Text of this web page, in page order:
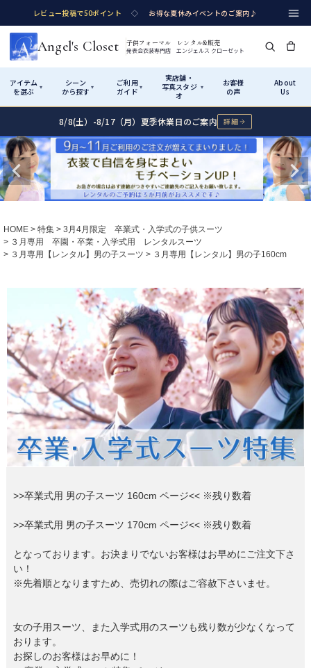
レビュー投稿で50ポイント ◇ お得な夏休みイベントのご案内♪
Angel's Closet 子供フォーマル レンタル&販売
発表会衣装専門店 エンジェルス クローゼット
アイテム
を選ぶ
▾
シーン
から探す ▾
ご利用
ガイド ▾
実店舗・
写真スタジ
オ
▾
お客様
の声
About
Us
Shop by Category アイテムから探す
カテゴリ詳細→ サイズで選ぶ→
Rental レンタル
七五三着物 シューズ
小物・アクセ パニエ
アウター レディース
Sale販売
コスチューム アウター
ジュエリー 音楽雑貨
Shop by Occasion シーンから探す
性別・サイズで絞り込む→
Season Best
Recital & Concours
発表会・コンクール
舞台で輝くステージ衣装
Wedding
結婚式
フラワーガール・リングボーイ・ゲ
スト
卒業式・入学式 七五三
How It Works ご利用ガイド
Startはじめに
01
レンタル・販売の入口
02 サイズの選び方
Angel's Closetについて
創業2003年からの想い
Rental レンタル
04 レンタルのご案内
予約・配送・返却・料金
05 レンタルの流れ
4ステップで簡単
06 あんしんパック
07 販売・共通のご案内
送料・お支払い
09 お問い合わせ
電話・メール・LINE
Visit Us 実店舗・写真スタジオ
Atelier
実店舗 つくば店
Tsukuba Boutique
〒 茨城県土浦市大町14-16-1F
営業 10:00–18:00（完全予約制）
定休 月曜日
店舗を予約する →
8/8(土）-8/17（月）夏季休業日のご案内 詳細
HOME 特集
3月4月限定 卒業式・入学式の子供スーツ
３月専用 卒園・卒業・入学式用 レンタルスーツ
３月専用【レンタル】男の子スーツ
３月専用【レンタル】男の子160cm
>>卒業式用 男の子スーツ 160cm ページ<< ※残り数着
>>卒業式用 男の子スーツ 170cm ページ<< ※残り数着
となっております。お決まりでないお客様はお早めにご注文下さ
い！
※先着順となりますため、売切れの際はご容赦下さいませ。
女の子用スーツ、また入学式用のスーツも残り数が少なくなって
おります。
お探しのお客様はお早めに！